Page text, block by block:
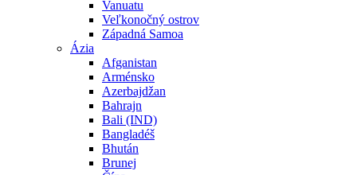
Vanuatu
Veľkonočný ostrov
Západná Samoa
Ázia
Afganistan
Arménsko
Azerbajdžan
Bahrajn
Bali (IND)
Bangladéš
Bhután
Brunej